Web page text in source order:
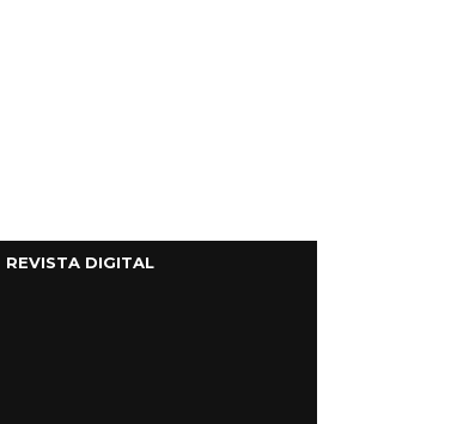
REVISTA DIGITAL